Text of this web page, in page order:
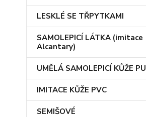
LESKLÉ SE TŘPYTKAMI
SAMOLEPICÍ LÁTKA (imitace
Alcantary)
UMĚLÁ SAMOLEPICÍ KŮŽE PU
IMITACE KŮŽE PVC
SEMIŠOVÉ